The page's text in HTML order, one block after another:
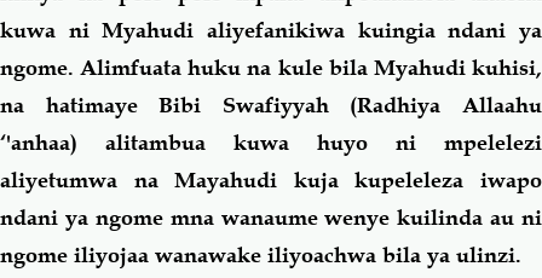
kuwa ni Myahudi aliyefanikiwa kuingia ndani ya
ngome. Alimfuata huku na kule bila Myahudi kuhisi,
na hatimaye Bibi Swafiyyah (Radhiya Allaahu
‘'anhaa) alitambua kuwa huyo ni mpelelezi
aliyetumwa na Mayahudi kuja kupeleleza iwapo
ndani ya ngome mna wanaume wenye kuilinda au ni
ngome iliyojaa wanawake iliyoachwa bila ya ulinzi.